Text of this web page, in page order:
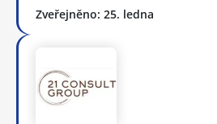
Zveřejněno: 25. ledna